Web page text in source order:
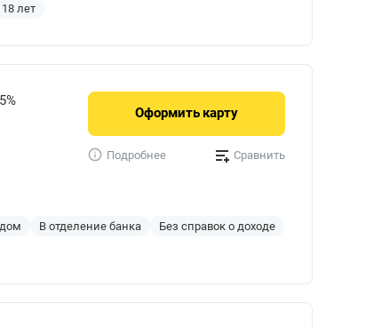
лет
В отделение банка
Без справок о доходе
Оформить карту
Подробнее Сравнить